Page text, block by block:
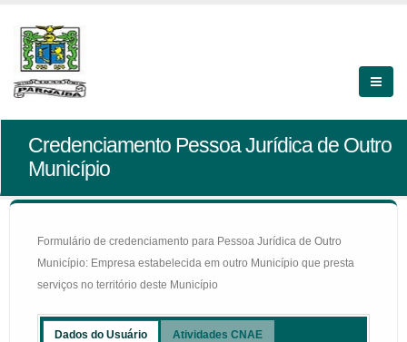
Credenciamento Pessoa Jurídica de Outro
Município
Formulário de credenciamento para Pessoa Jurídica de Outro
Município: Empresa estabelecida em outro Município que presta
serviços no território deste Município
Dados do Usuário Atividades CNAE